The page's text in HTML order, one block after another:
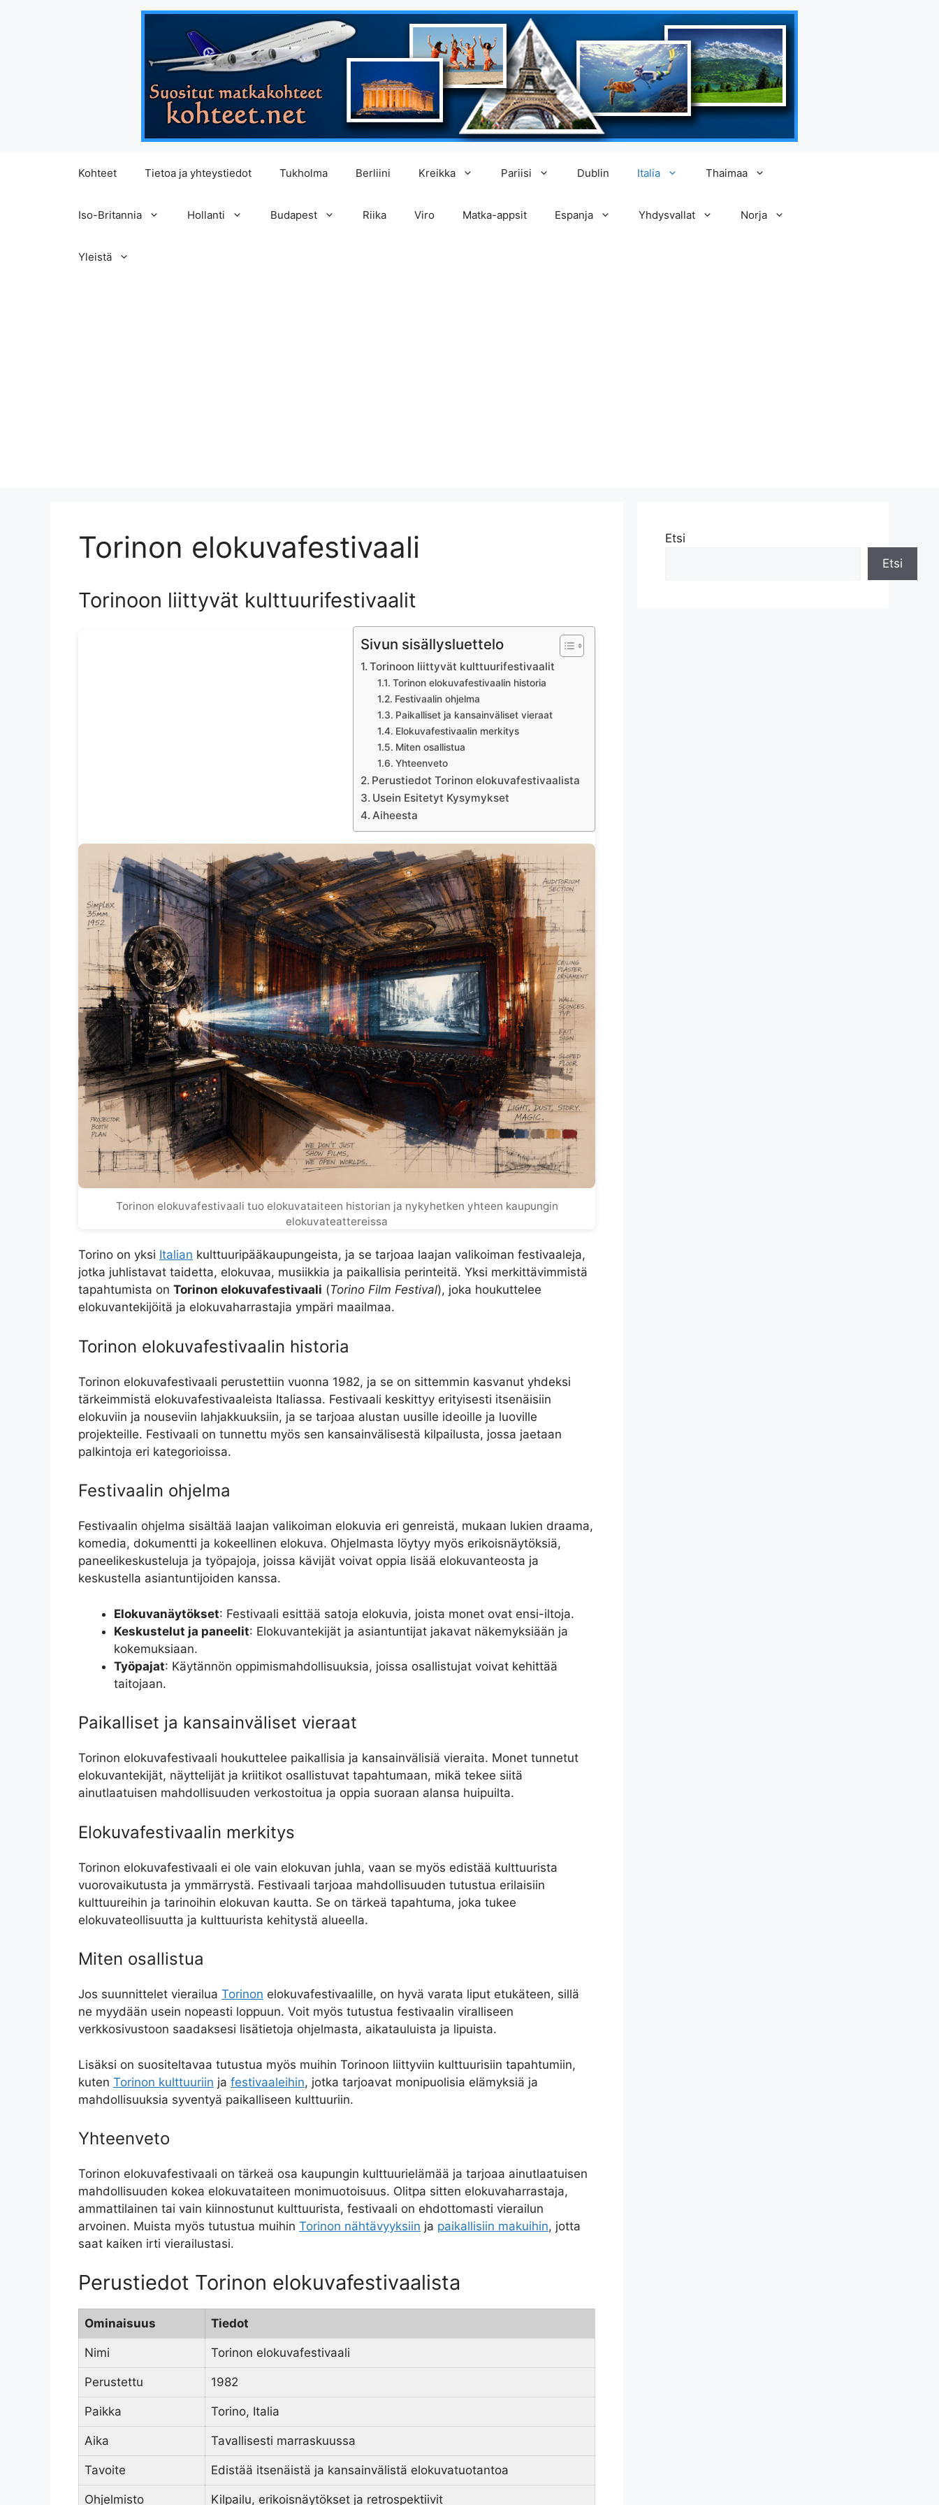
Kohteet Tietoa ja yhteystiedot Tukholma Berliini Kreikka Pariisi Dublin Italia Thaimaa
Iso-Britannia Hollanti Budapest Riika Viro Matka-appsit Espanja Yhdysvallat Norja
Yleistä
Torinon elokuvafestivaali
Torinoon liittyvät kulttuurifestivaalit
Sivun sisällysluettelo
Torinoon liittyvät kulttuurifestivaalit
Torinon elokuvafestivaalin historia
Festivaalin ohjelma
Paikalliset ja kansainväliset vieraat
Elokuvafestivaalin merkitys
Miten osallistua
Yhteenveto
Perustiedot Torinon elokuvafestivaalista
Usein Esitetyt Kysymykset
Aiheesta
Torinon elokuvafestivaali tuo elokuvataiteen historian ja nykyhetken yhteen kaupungin
elokuvateattereissa
Torino on yksi Italian kulttuuripääkaupungeista, ja se tarjoaa laajan valikoiman festivaaleja,
jotka juhlistavat taidetta, elokuvaa, musiikkia ja paikallisia perinteitä. Yksi merkittävimmistä
tapahtumista on Torinon elokuvafestivaali (Torino Film Festival), joka houkuttelee
elokuvantekijöitä ja elokuvaharrastajia ympäri maailmaa.
Torinon elokuvafestivaalin historia
Torinon elokuvafestivaali perustettiin vuonna 1982, ja se on sittemmin kasvanut yhdeksi
tärkeimmistä elokuvafestivaaleista Italiassa. Festivaali keskittyy erityisesti itsenäisiin
elokuviin ja nouseviin lahjakkuuksiin, ja se tarjoaa alustan uusille ideoille ja luoville
projekteille. Festivaali on tunnettu myös sen kansainvälisestä kilpailusta, jossa jaetaan
palkintoja eri kategorioissa.
Festivaalin ohjelma
Festivaalin ohjelma sisältää laajan valikoiman elokuvia eri genreistä, mukaan lukien draama,
komedia, dokumentti ja kokeellinen elokuva. Ohjelmasta löytyy myös erikoisnäytöksiä,
paneelikeskusteluja ja työpajoja, joissa kävijät voivat oppia lisää elokuvanteosta ja
keskustella asiantuntijoiden kanssa.
Elokuvanäytökset: Festivaali esittää satoja elokuvia, joista monet ovat ensi-iltoja.
Keskustelut ja paneelit: Elokuvantekijät ja asiantuntijat jakavat näkemyksiään ja
kokemuksiaan.
Työpajat: Käytännön oppimismahdollisuuksia, joissa osallistujat voivat kehittää
taitojaan.
Paikalliset ja kansainväliset vieraat
Torinon elokuvafestivaali houkuttelee paikallisia ja kansainvälisiä vieraita. Monet tunnetut
elokuvantekijät, näyttelijät ja kriitikot osallistuvat tapahtumaan, mikä tekee siitä
ainutlaatuisen mahdollisuuden verkostoitua ja oppia suoraan alansa huipuilta.
Elokuvafestivaalin merkitys
Torinon elokuvafestivaali ei ole vain elokuvan juhla, vaan se myös edistää kulttuurista
vuorovaikutusta ja ymmärrystä. Festivaali tarjoaa mahdollisuuden tutustua erilaisiin
kulttuureihin ja tarinoihin elokuvan kautta. Se on tärkeä tapahtuma, joka tukee
elokuvateollisuutta ja kulttuurista kehitystä alueella.
Miten osallistua
Jos suunnittelet vierailua Torinon elokuvafestivaalille, on hyvä varata liput etukäteen, sillä
ne myydään usein nopeasti loppuun. Voit myös tutustua festivaalin viralliseen
verkkosivustoon saadaksesi lisätietoja ohjelmasta, aikatauluista ja lipuista.
Lisäksi on suositeltavaa tutustua myös muihin Torinoon liittyviin kulttuurisiin tapahtumiin,
kuten Torinon kulttuuriin ja festivaaleihin, jotka tarjoavat monipuolisia elämyksiä ja
mahdollisuuksia syventyä paikalliseen kulttuuriin.
Yhteenveto
Torinon elokuvafestivaali on tärkeä osa kaupungin kulttuurielämää ja tarjoaa ainutlaatuisen
mahdollisuuden kokea elokuvataiteen monimuotoisuus. Olitpa sitten elokuvaharrastaja,
ammattilainen tai vain kiinnostunut kulttuurista, festivaali on ehdottomasti vierailun
arvoinen. Muista myös tutustua muihin Torinon nähtävyyksiin ja paikallisiin makuihin, jotta
saat kaiken irti vierailustasi.
Perustiedot Torinon elokuvafestivaalista
Ominaisuus Tiedot
Nimi Torinon elokuvafestivaali
Perustettu 1982
Paikka Torino, Italia
Aika Tavallisesti marraskuussa
Tavoite Edistää itsenäistä ja kansainvälistä elokuvatuotantoa
Ohjelmisto Kilpailu, erikoisnäytökset ja retrospektiivit
Etsi
Etsi